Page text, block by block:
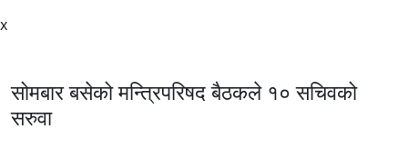
x
सोमबार बसेको मन्त्रिपरिषद बैठकले १० सचिवको
सरुवा